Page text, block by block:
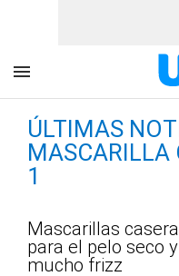
ÚLTIMAS
MASCARILLA
1
Mascarillas
para el pelo seco
mucho frizz